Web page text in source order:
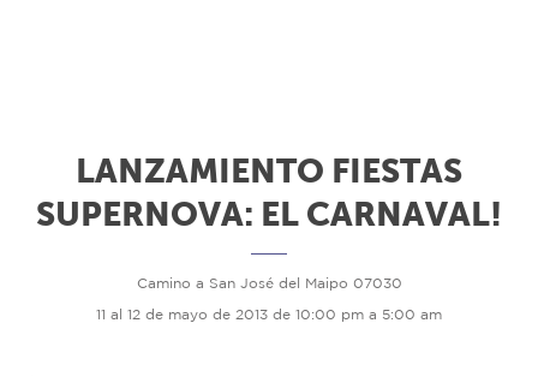
LANZAMIENTO FIESTAS
SUPERNOVA: EL CARNAVAL!
Camino a San José del Maipo 07030
11 al 12 de mayo de 2013 de 10:00 pm a 5:00 am